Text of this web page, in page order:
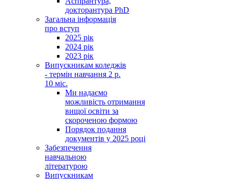
докторантура PhD
Загальна інформація
про вступ
2025 рік
2024 рік
2023 рік
Випускникам коледжів
- термін навчання 2 р.
10 міс.
Ми надаємо
можливість отримання
вищої освіти за
скороченою формою
Порядок подання
документів у 2025 році
Забезпечення
навчальною
літературою
Випускникам